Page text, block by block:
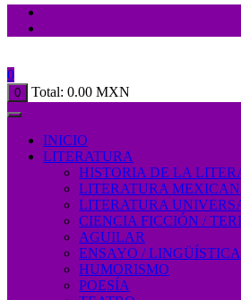
0
0 Total: 0.00 MXN
INICIO
LITERATURA
HISTORIA DE LA
LITERATURA
LITERATURA
CIENCIA FICCIÓN /
AGUILAR
ENSAYO / LINGÜÍSTICA
HUMORISMO
POESÍA